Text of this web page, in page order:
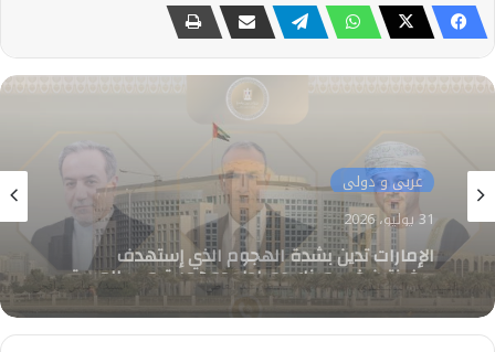
عربى و دولى
وزير الخارجية يبحث هاتفياً مع نظيريه الإيراني
والعماني جهود خفض التصعيد وضمان حرية
الملاحة